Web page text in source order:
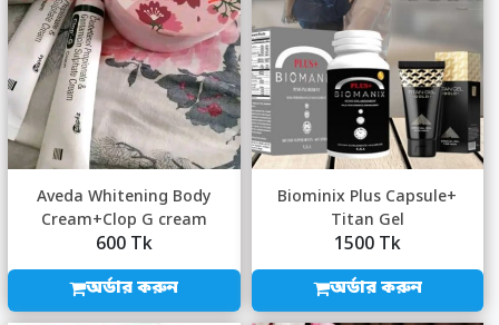
Aveda Whitening Body
Cream+Clop G cream
600 Tk
অর্ডার করুন
Biominix Plus Capsule+
Titan Gel
1500 Tk
অর্ডার করুন